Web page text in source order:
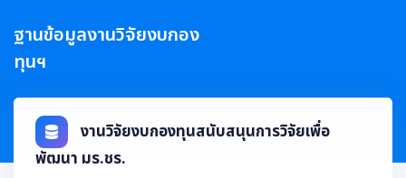
ฐานข้อมูลงานวิจัยงบกอง
ทุนฯ
งานวิจัยงบกองทุนสนับสนุนการวิจัยเพื่อ
พัฒนา มร.ชร.